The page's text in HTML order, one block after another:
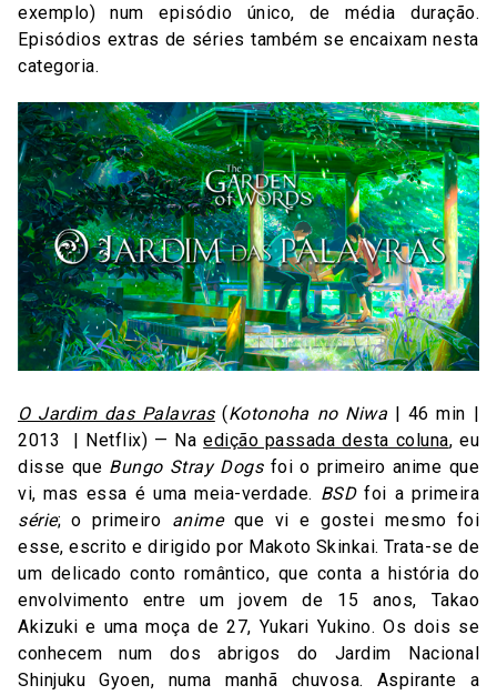
exemplo) num episódio único, de média duração.
Episódios extras de séries também se encaixam nesta
categoria.
O Jardim das Palavras(Kotonoha no Niwa | 46 min |
2013 | Netflix) — Naedição passada desta coluna, eu
disse que Bungo Stray Dogsfoi o primeiro anime que
vi, mas essa é uma meia-verdade. BSDfoi a primeira
série; o primeiro animeque vi e gostei mesmo foi
esse, escrito e dirigido por Makoto Skinkai. Trata-se de
um delicado conto romântico, que conta a história do
envolvimento entre um jovem de 15 anos, Takao
Akizuki e uma moça de 27, Yukari Yukino. Os dois se
conhecem num dos abrigos do Jardim Nacional
Shinjuku Gyoen, numa manhã chuvosa. Aspirante a